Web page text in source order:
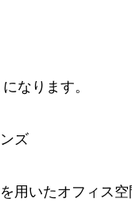
なります。
ズ
用いたオフィス